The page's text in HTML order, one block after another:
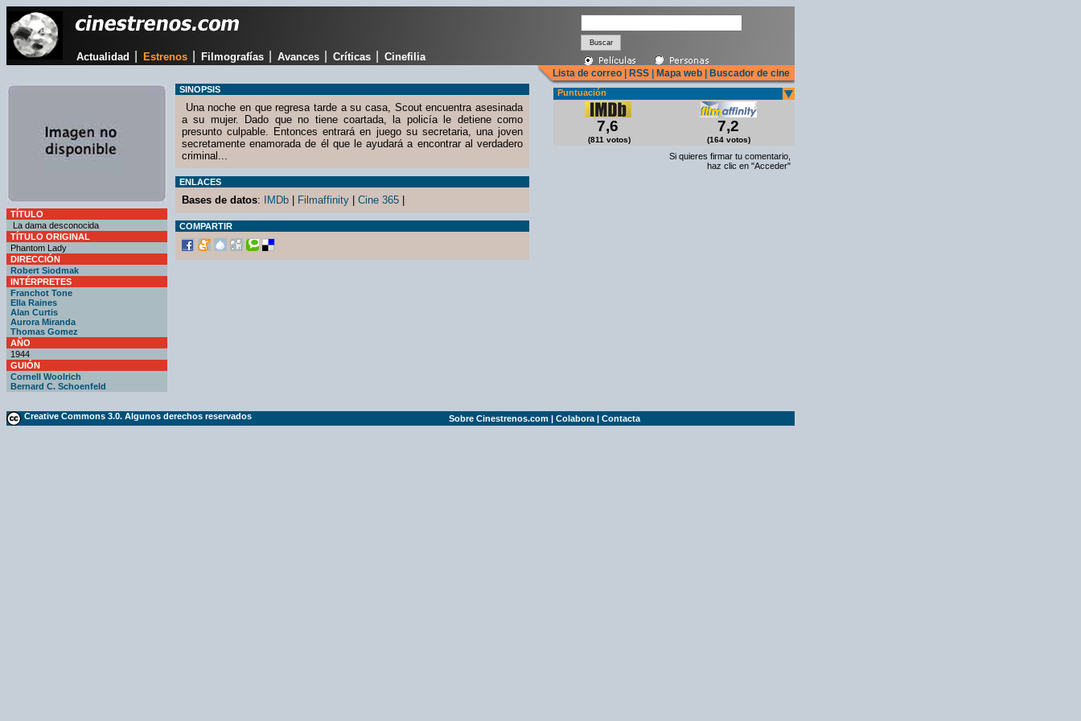
Actualidad Estrenos Filmografías Avances Críticas Cinefilia
Lista de correo RSS Mapa web Buscador de cine
TÍTULO
La dama desconocida
TÍTULO ORIGINAL
Phantom Lady
DIRECCIÓN
Robert Siodmak
INTÉRPRETES
Franchot Tone
Ella Raines
Alan Curtis
Aurora Miranda
Thomas Gomez
AÑO
1944
GUIÓN
Cornell Woolrich
Bernard C. Schoenfeld
SINOPSIS
Una noche en que regresa tarde a su casa, Scout encuentra asesinada
a su mujer. Dado que no tiene coartada, la policía le detiene como
presunto culpable. Entonces entrará en juego su secretaria, una joven
secretamente enamorada de él que le ayudará a encontrar al verdadero
criminal...
ENLACES
Bases de datos: IMDb Filmaffinity Cine 365
COMPARTIR
Puntuación
7,6
(811 votos)
7,2
(164 votos)
Si quieres firmar tu comentario,
haz clic en "Acceder"
Creative Commons 3.0. Algunos derechos reservados Sobre Cinestrenos.com | Colabora | Contacta